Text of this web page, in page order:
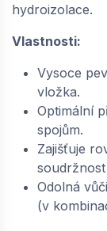
BAUDER /
−
hydroizolace.
Vlastnosti:
Vysoce
vložka.
Optimální
spojům.
Zajišťuje
Odolná
(v